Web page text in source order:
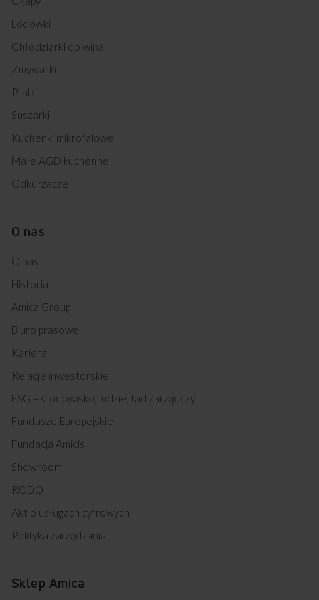
58CE3.315HTAQ(W) (kod: 53993)
58CE3.413HTAQ(XX) (kod: 53995)
58EE1.20(W) (kod: 53996)
58GE2.33HZPTA(W) (kod: 54001)
58GE3.33HZPMSQ(W) (kod: 54003)
58GE3.33HZPMSQ(XX) (kod: 54004)
58GE3.33HZPTADAQ(W) (kod: 54006)
58GE3.33HZPTAQ(XX) (kod: 54009)
58GE3.43HZPTADQ(XX) (kod: 54012)
58GG5.43HZPMSNQ(W) (kod: 54018)
58ME2.35HZPMS(W) ECO (kod: 54020)
58ME4.38HZPMS(W) ECO (kod: 54021)
608GE3.33ZPTSNQ(WL) (kod: 54023)
608GE3.33ZPTSNQ(XL) (kod: 54024)
608GE3.43ZPTSKDNAQ(XL) (kod: 54026)
614CE3.334TSKDQ(XXL) (kod: 54027)
614GCE3.33ZPAQ(XL) (kod: 54029)
614GCE3.43ZPTSAQ(XL) (kod: 54030)
614MCE3.45ZPTSDQ(XL) (kod: 54032)
618CE3.332HTAQ(W) (kod: 54033)
618CE3.434HTAKDQ(W) (kod: 54036)
618CE3.434HTAKDQ(XX) (kod: 54037)
Lodówki
Chłodziarki do wina
Zmywarki
Pralki
Suszarki
Kuchenki mikrofalowe
Małe AGD kuchenne
Odkurzacze
O nas
O nas
Historia
Amica Group
Biuro prasowe
Kariera
Relacje inwestorskie
ESG – środowisko, ludzie, ład zarządczy
Fundusze Europejskie
Fundacja Amicis
Showroom
RODO
Akt o usługach cyfrowych
Polityka zarządzania
Sklep Amica